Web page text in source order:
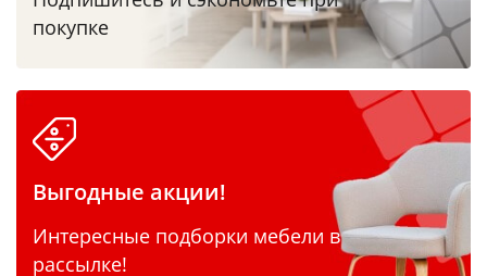
покупке
Выгодные акции!
Интересные подборки мебели в
рассылке!